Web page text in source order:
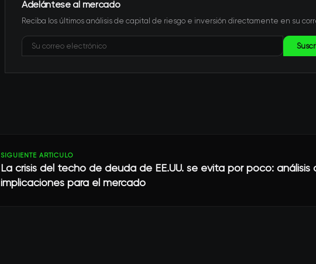
Adelántese al mercado
Reciba los últimos análisis de capital de riesgo e inversión directamente en su
SIGUIENTE ARTÍCULO
La crisis del techo de deuda de EE.UU. se evita por poco: análisis
implicaciones para el mercado